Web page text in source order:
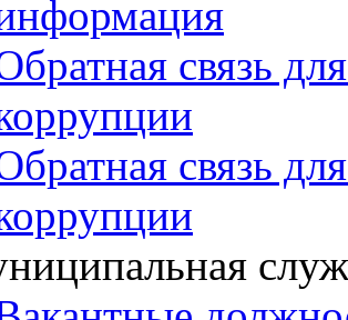
связь
связь